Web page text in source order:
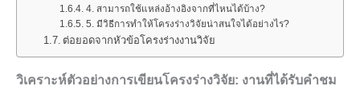
4. สามารถใช้แหล่งอ้างอิงจากที่ไหนได้บ้าง?
5. มีวิธีการทำให้โครงร่างวิจัยน่าสนใจได้อย่างไร?
ต่อยอดจากหัวข้อโครงร่างงานวิจัย
วิเคราะห์ตัวอย่างการเขียนโครงร่างวิจัย: งานที่ได้รับคำชม